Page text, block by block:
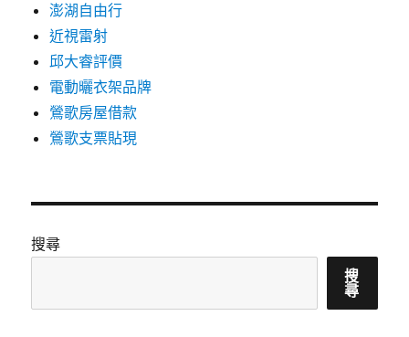
澎湖自由行
近視雷射
邱大睿評價
電動曬衣架品牌
鶯歌房屋借款
鶯歌支票貼現
搜尋
搜
尋